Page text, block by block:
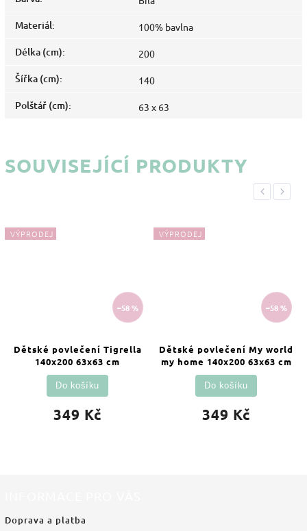
Materiál: 100% bavlna
Délka (cm): 200
Šířka (cm): 140
Polštář (cm): 63 x 63
SOUVISEJÍCÍ PRODUKTY
Previous
VÝPRODEJ
–58 %
Dětské povlečení Tigrella
140x200 63x63 cm
349 Kč
Do košíku
VÝPRODEJ
–58 %
Dětské povlečení My world
my home 140x200 63x63 cm
349 Kč
Do košíku
Next
Doprava a platba